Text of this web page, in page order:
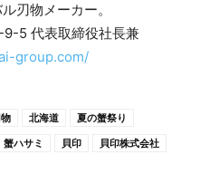
刃物メーカー。
5 代表取締役社長兼
group.com/
北海道
夏の蟹祭り
蟹ハサミ 貝印 貝印株式会社